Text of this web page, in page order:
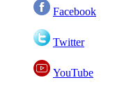
Facebook
Twitter
YouTube